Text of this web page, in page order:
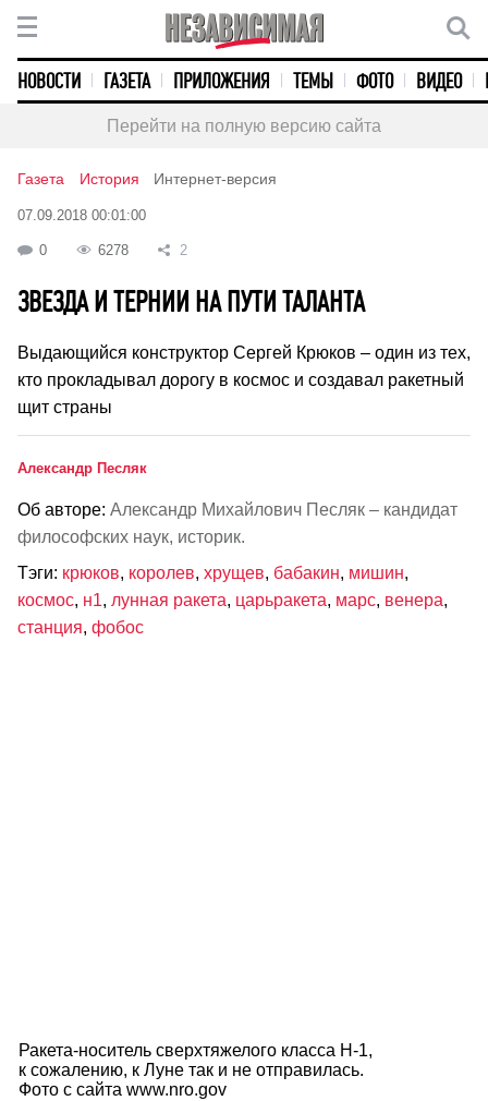
НОВОСТИ ГАЗЕТА ПРИЛОЖЕНИЯ ТЕМЫ ФОТО ВИДЕО
Перейти на полную версию сайта
Газета История Интернет-версия
07.09.2018 00:01:00
0 6278 2
ЗВЕЗДА И ТЕРНИИ НА ПУТИ ТАЛАНТА
Выдающийся конструктор Сергей Крюков – один из тех,
кто прокладывал дорогу в космос и создавал ракетный
щит страны
Александр Песляк
Об авторе: Александр Михайлович Песляк – кандидат
философских наук, историк.
Тэги: крюков, королев, хрущев, бабакин, мишин,
космос, н1, лунная ракета, царьракета, марс, венера,
станция, фобос
Ракета-носитель сверхтяжелого класса Н-1,
к сожалению, к Луне так и не отправилась.
Фото с сайта www.nro.gov